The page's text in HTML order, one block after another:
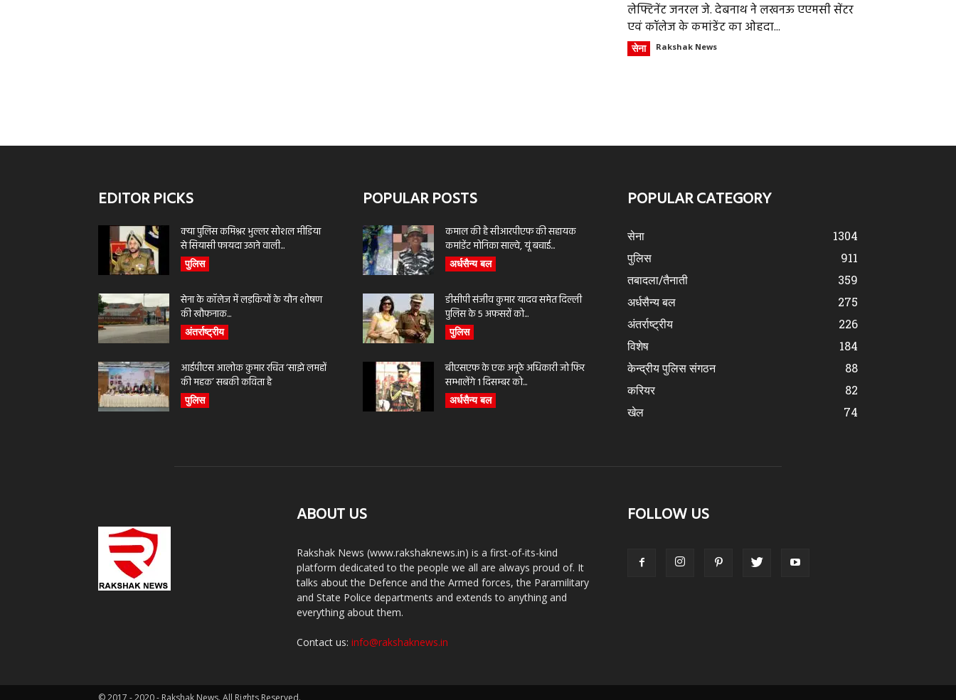
लेफ्टिनेंट जनरल जे. देबनाथ ने लखनऊ एएमसी सेंटर
एवं कॉलेज के कमांडेंट का ओहदा...
सेना Rakshak News
EDITOR PICKS
क्या पुलिस कमिश्नर भुल्लर सोशल मीडिया
से सियासी फायदा उठाने वाली...
पुलिस
सेना के कॉलेज में लड़कियों के यौन शोषण
की खौफनाक...
अंतर्राष्ट्रीय
आईपीएस आलोक कुमार रचित ‘साझे लमहों
की महक’ सबकी कविता है
पुलिस
POPULAR POSTS
कमाल की है सीआरपीएफ की सहायक
कमांडेंट मोनिका साल्वे, यूं बचाई...
अर्धसैन्य बल
डीसीपी संजीव कुमार यादव समेत दिल्ली
पुलिस के 5 अफसरों को...
पुलिस
बीएसएफ के एक अनूठे अधिकारी जो फिर
सम्भालेंगे 1 दिसम्बर को...
अर्धसैन्य बल
POPULAR CATEGORY
सेना
1304
पुलिस
911
तबादला/तैनाती
359
अर्धसैन्य बल
275
अंतर्राष्ट्रीय
226
विशेष
184
केन्द्रीय पुलिस संगठन
88
करियर
82
खेल
74
ABOUT US
Rakshak News (www.rakshaknews.in) is a first-of-its-kind
platform dedicated to the people we all are always proud of. It
talks about the Defence and the Armed forces, the Paramilitary
and State Police departments and extends to anything and
everything about them.
Contact us: info@rakshaknews.in
FOLLOW US
© 2017 - 2020 - Rakshak News. All Rights Reserved.